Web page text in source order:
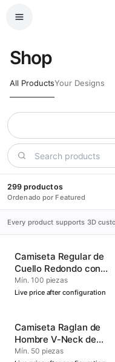
Shop
All ProductsYour Designs
299 productos
Ordenado por Featured
Every product supports 3D
Camiseta Regular de
Cuello Redondo con
Puños para Hombre -
Ropa Deportiva
Mín. 100 piezas
Live price after configuration
Camiseta Raglan de
Hombre V-Neck de
Rendimiento Oficial
Mín. 50 piezas